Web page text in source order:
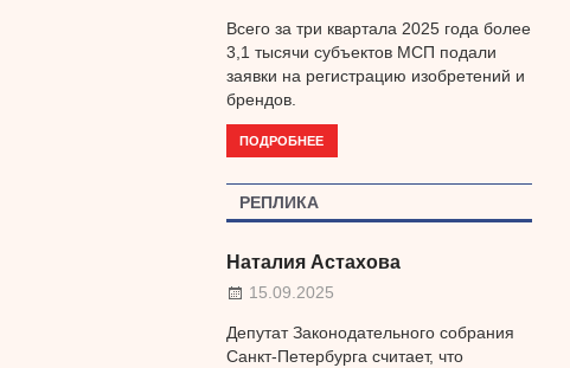
Всего за три квартала 2025 года более
3,1 тысячи субъектов МСП подали
заявки на регистрацию изобретений и
брендов.
ПОДРОБНЕЕ
РЕПЛИКА
Наталия Астахова
15.09.2025
Депутат Законодательного собрания
Санкт-Петербурга считает, что